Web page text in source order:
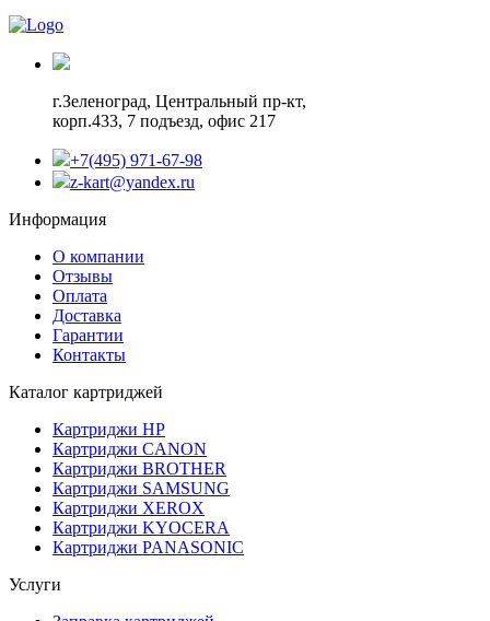
г.Зеленоград, Центральный пр-кт,
корп.433, 7 подъезд, офис 217
+7(495) 971-67-98
z-kart@yandex.ru
Информация
О компании
Отзывы
Оплата
Доставка
Гарантии
Контакты
Каталог картриджей
Картриджи HP
Картриджи CANON
Картриджи BROTHER
Картриджи SAMSUNG
Картриджи XEROX
Картриджи KYOCERA
Картриджи PANASONIC
Услуги